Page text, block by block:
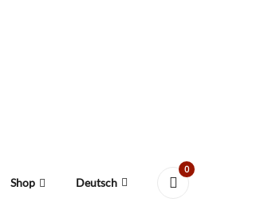
Shop Deutsch
0